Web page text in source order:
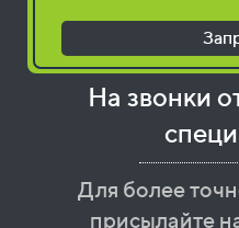
На звонки
Для более
присылайте